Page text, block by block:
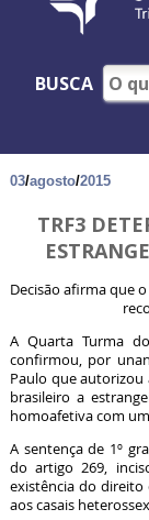
BUSCA
03/agosto/2015
TRF3
Decisão afirma que
A Quarta Turma
confirmou, por
Paulo que autorizou
brasileiro a
homoafetiva com
A sentença de 1º
do artigo 269,
existência do direito
aos casais